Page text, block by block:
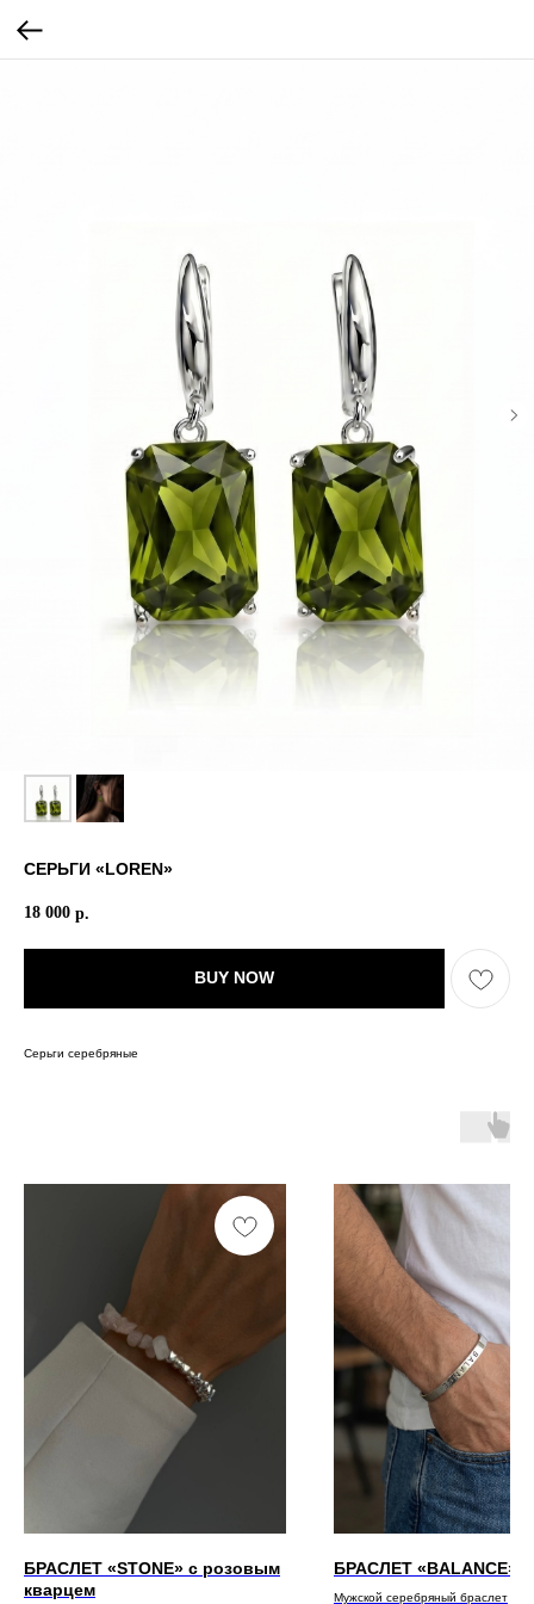
СЕРЬГИ «LOREN»
18 000 р.
BUY NOW
Серьги серебряные
БРАСЛЕТ «STONE» с розовым
кварцем
БРАСЛЕТ «BALANCE»
Мужской серебряный браслет